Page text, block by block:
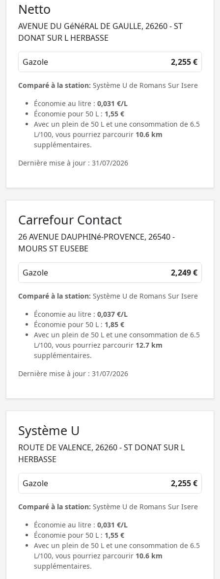
Netto
AVENUE DU GéNéRAL DE GAULLE, 26260 - ST
DONAT SUR L HERBASSE
Gazole 2,255 €
Comparé à la station: Système U de Romans Sur Isere
Économie au litre : 0,031 €/L
Économie pour 50 L : 1,55 €
Avec un plein de 50 L et une consommation de 6.5
L/100, vous pourriez parcourir 10.6 km
supplémentaires.
Dernière mise à jour : 31/07/2026
Carrefour Contact
26 AVENUE DAUPHINé-PROVENCE, 26540 -
MOURS ST EUSEBE
Gazole 2,249 €
Comparé à la station: Système U de Romans Sur Isere
Économie au litre : 0,037 €/L
Économie pour 50 L : 1,85 €
Avec un plein de 50 L et une consommation de 6.5
L/100, vous pourriez parcourir 12.7 km
supplémentaires.
Dernière mise à jour : 31/07/2026
Système U
ROUTE DE VALENCE, 26260 - ST DONAT SUR L
HERBASSE
Gazole 2,255 €
Comparé à la station: Système U de Romans Sur Isere
Économie au litre : 0,031 €/L
Économie pour 50 L : 1,55 €
Avec un plein de 50 L et une consommation de 6.5
L/100, vous pourriez parcourir 10.6 km
supplémentaires.